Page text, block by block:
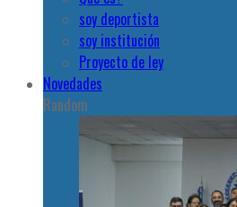
soy deportista
soy institución
Proyecto de ley
Novedades
Random